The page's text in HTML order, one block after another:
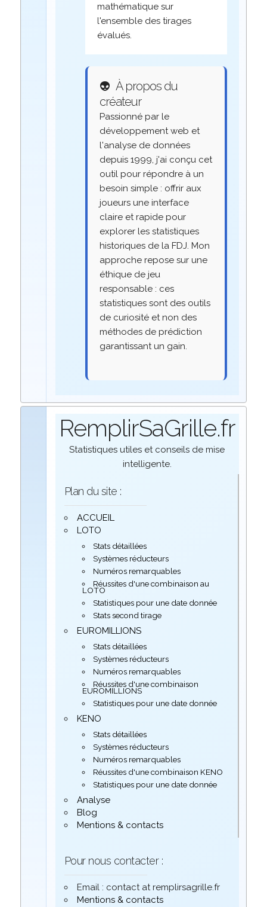
mathématique sur
l'ensemble des tirages
évalués.
👽 À propos du
créateur
Passionné par le
développement web et
l'analyse de données
depuis 1999, j'ai conçu cet
outil pour répondre à un
besoin simple : offrir aux
joueurs une interface
claire et rapide pour
explorer les statistiques
historiques de la FDJ. Mon
approche repose sur une
éthique de jeu
responsable : ces
statistiques sont des outils
de curiosité et non des
méthodes de prédiction
garantissant un gain.
RemplirSaGrille.fr
Statistiques utiles et conseils de mise
intelligente.
Plan du site :
ACCUEIL
LOTO
Stats détaillées
Systèmes réducteurs
Numéros remarquables
Réussites d'une combinaison au
LOTO
Statistiques pour une date donnée
Stats second tirage
EUROMILLIONS
Stats détaillées
Systèmes réducteurs
Numéros remarquables
Réussites d'une combinaison
EUROMILLIONS
Statistiques pour une date donnée
KENO
Stats détaillées
Systèmes réducteurs
Numéros remarquables
Réussites d'une combinaison KENO
Statistiques pour une date donnée
Analyse
Blog
Mentions & contacts
Pour nous contacter :
Email : contact at remplirsagrille.fr
Mentions & contacts